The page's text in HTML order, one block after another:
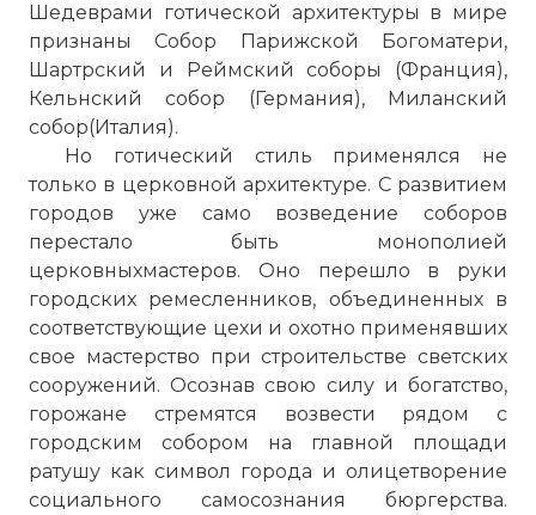
Шедеврами готической архитектуры в мире
признаны Собор Парижской Богоматери,
Шартрский и Реймский соборы (Франция),
Кельнский собор (Германия), Миланский
собор(Италия).
Но готический стиль применялся не
только в церковной архитектуре. С развитием
городов уже само возведение соборов
перестало быть монополией
церковныхмастеров. Оно перешло в руки
городских ремесленников, объединенных в
соответствующие цехи и охотно применявших
свое мастерство при строительстве светских
сооружений. Осознав свою силу и богатство,
горожане стремятся возвести рядом с
городским собором на главной площади
ратушу как символ города и олицетворение
социального самосознания бюргерства.